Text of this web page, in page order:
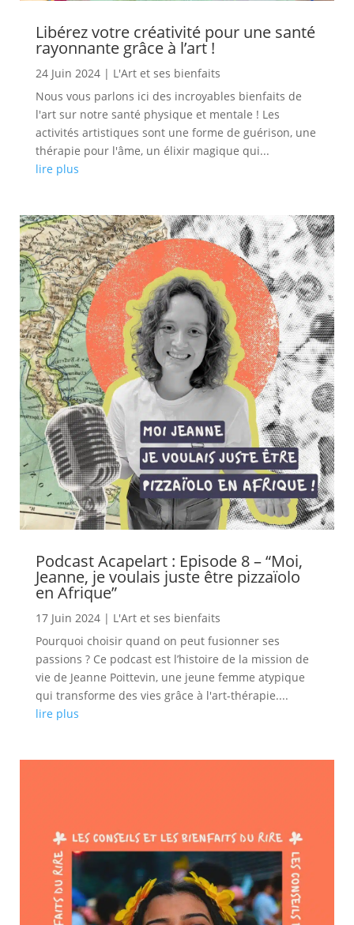
Libérez votre créativité pour une santé
rayonnante grâce à l’art !
24 Juin 2024| L'Art et ses bienfaits
Nous vous parlons ici des incroyables bienfaits de
l'art sur notre santé physique et mentale ! Les
activités artistiques sont une forme de guérison, une
thérapie pour l'âme, un élixir magique qui...
lire plus
Podcast Acapelart : Episode 8 – “Moi,
Jeanne, je voulais juste être pizzaïolo
en Afrique”
17 Juin 2024| L'Art et ses bienfaits
Pourquoi choisir quand on peut fusionner ses
passions ? Ce podcast est l’histoire de la mission de
vie de Jeanne Poittevin, une jeune femme atypique
qui transforme des vies grâce à l'art-thérapie....
lire plus